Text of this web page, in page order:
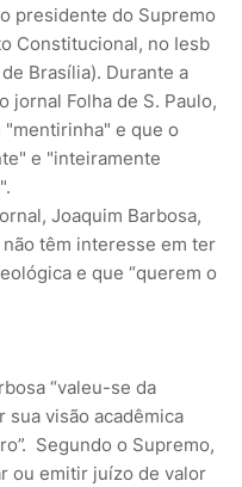
presidente do Supremo
Constitucional, no Iesb
Brasília). Durante a
jornal Folha de S. Paulo,
e que o
e "inteiramente
Joaquim Barbosa,
têm interesse em ter
e que “querem o
“valeu-se da
sua visão acadêmica
Segundo o Supremo,
ou emitir juízo de valor